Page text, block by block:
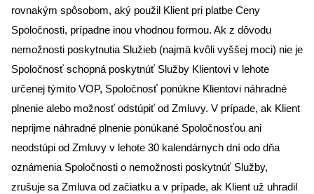
rovnakým spôsobom, aký použil Klient pri platbe Ceny
Spoločnosti, prípadne inou vhodnou formou. Ak z dôvodu
nemožnosti poskytnutia Služieb (najmä kvôli vyššej moci) nie je
Spoločnosť schopná poskytnúť Služby Klientovi v lehote
určenej týmito VOP, Spoločnosť ponúkne Klientovi náhradné
plnenie alebo možnosť odstúpiť od Zmluvy. V prípade, ak Klient
neprijme náhradné plnenie ponúkané Spoločnosťou ani
neodstúpi od Zmluvy v lehote 30 kalendárnych dní odo dňa
oznámenia Spoločnosti o nemožnosti poskytnúť Služby,
zrušuje sa Zmluva od začiatku a v prípade, ak Klient už uhradil